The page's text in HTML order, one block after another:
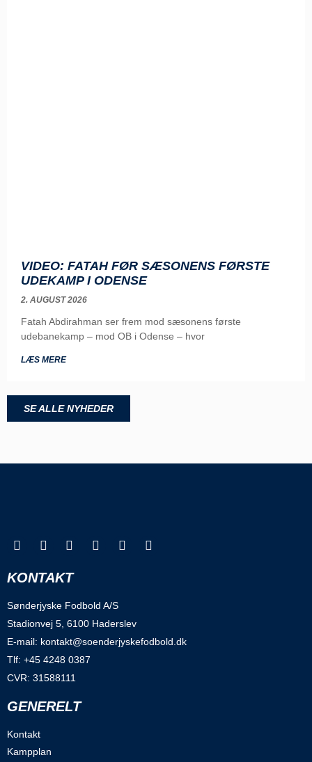
VIDEO: FATAH FØR SÆSONENS FØRSTE
UDEKAMP I ODENSE
2. AUGUST 2026
Fatah Abdirahman ser frem mod sæsonens første
udebanekamp – mod OB i Odense – hvor
LÆS MERE
SE ALLE NYHEDER
KONTAKT
Sønderjyske Fodbold A/S
Stadionvej 5, 6100 Haderslev
E-mail: kontakt@soenderjyskefodbold.dk
Tlf: +45 4248 0387
CVR: 31588111
GENERELT
Kontakt
Kampplan